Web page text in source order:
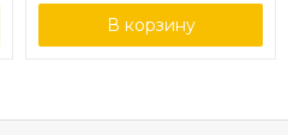
В корзину